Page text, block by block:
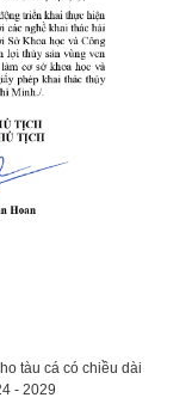
tàu cá có chiều dài
- 2029